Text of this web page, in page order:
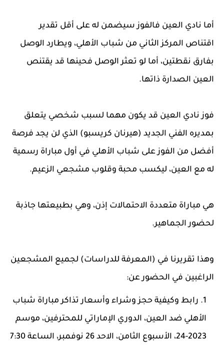
أما نادي العين فالفوز سيضمن له على أقل تقدير
اقتناص المركز الثاني من شباب الأهلي، ويطارد الوصل
بفارق نقطتين، أما لو تعثر الوصل فحينها قد يقتنص
العين الصدارة ذاتها.
فوز نادي العين قد يكون مهما لسبب شخصي يتعلق
بمديره الفني الجديد (هيرنان كريسبو) الذي لن يجد فرصة
أفضل من الفوز على شباب الأهلي في أول مباراة رسمية
له مع العين، ليكسب محبة وقلوب مشجعي الزعيم.
هي مباراة متعددة الاحتمالات إذن، وهي بطبيعتها جاذبة
لحضور الجماهير.
وهذا تقريرنا في (المعرفة للدراسات) لجميع المشجعين
الراغبين في الحضور عن:
رابط وكيفية حجز وشراء وأسعار تذاكر مباراة شباب
الأهلي ضد العين، الدوري الإماراتي للمحترفين، موسم
2023-24، الأسبوع الثامن، الاحد 26 نوفمبر، الساعة 7:30